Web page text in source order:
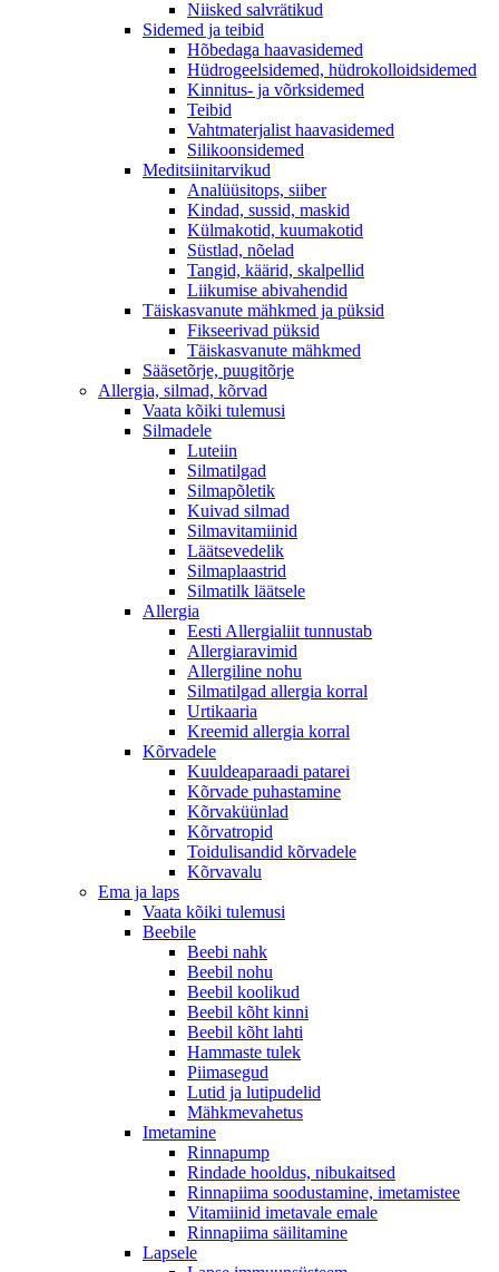
Niisked salvrätikud
Sidemed ja teibid
Hõbedaga haavasidemed
Hüdrogeelsidemed, hüdrokolloidsidemed
Kinnitus- ja võrksidemed
Teibid
Vahtmaterjalist haavasidemed
Silikoonsidemed
Meditsiinitarvikud
Analüüsitops, siiber
Kindad, sussid, maskid
Külmakotid, kuumakotid
Süstlad, nõelad
Tangid, käärid, skalpellid
Liikumise abivahendid
Täiskasvanute mähkmed ja püksid
Fikseerivad püksid
Täiskasvanute mähkmed
Sääsetõrje, puugitõrje
Allergia, silmad, kõrvad
Vaata kõiki tulemusi
Silmadele
Luteiin
Silmatilgad
Silmapõletik
Kuivad silmad
Silmavitamiinid
Läätsevedelik
Silmaplaastrid
Silmatilk läätsele
Allergia
Eesti Allergialiit tunnustab
Allergiaravimid
Allergiline nohu
Silmatilgad allergia korral
Urtikaaria
Kreemid allergia korral
Kõrvadele
Kuuldeaparaadi patarei
Kõrvade puhastamine
Kõrvaküünlad
Kõrvatropid
Toidulisandid kõrvadele
Kõrvavalu
Ema ja laps
Vaata kõiki tulemusi
Beebile
Beebi nahk
Beebil nohu
Beebil koolikud
Beebil kõht kinni
Beebil kõht lahti
Hammaste tulek
Piimasegud
Lutid ja lutipudelid
Mähkmevahetus
Imetamine
Rinnapump
Rindade hooldus, nibukaitsed
Rinnapiima soodustamine, imetamistee
Vitamiinid imetavale emale
Rinnapiima säilitamine
Lapsele